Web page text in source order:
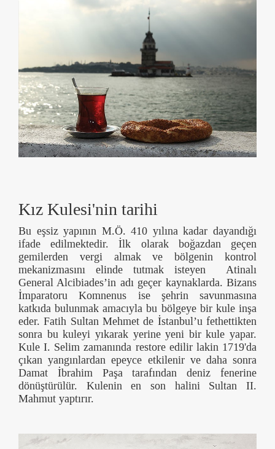
Kız Kulesi'nin tarihi
Bu eşsiz yapının M.Ö. 410 yılına kadar dayandığı
ifade edilmektedir. İlk olarak boğazdan geçen
gemilerden vergi almak ve bölgenin kontrol
mekanizmasını elinde tutmak isteyen Atinalı
General Alcibiades’in adı geçer kaynaklarda. Bizans
İmparatoru Komnenus ise şehrin savunmasına
katkıda bulunmak amacıyla bu bölgeye bir kule inşa
eder. Fatih Sultan Mehmet de İstanbul’u fethettikten
sonra bu kuleyi yıkarak yerine yeni bir kule yapar.
Kule I. Selim zamanında restore edilir lakin 1719'da
çıkan yangınlardan epeyce etkilenir ve daha sonra
Damat İbrahim Paşa tarafından deniz fenerine
dönüştürülür. Kulenin en son halini Sultan II.
Mahmut yaptırır.